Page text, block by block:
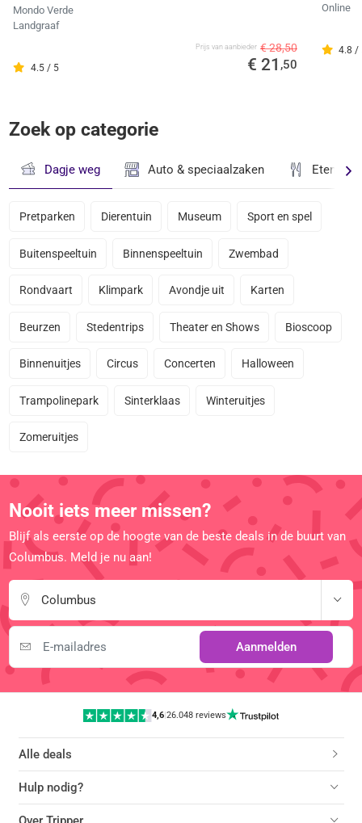
Mondo Verde
Landgraaf
4.5 / 5
Prijs van aanbieder € 28,50
€ 21 ,50
Online
4.8 /
Zoek op categorie
Dagje weg Auto & speciaalzaken Eten &
Pretparken Dierentuin Museum Sport en spel
Buitenspeeltuin Binnenspeeltuin Zwembad
Rondvaart Klimpark Avondje uit Karten
Beurzen Stedentrips Theater en Shows Bioscoop
Binnenuitjes Circus Concerten Halloween
Trampolinepark Sinterklaas Winteruitjes
Zomeruitjes
Nooit iets meer missen?
Blijf als eerste op de hoogte van de beste deals in de buurt van
Columbus. Meld je nu aan!
Columbus
Aanmelden
4,6 |26.048 reviews
Alle deals
Hulp nodig?